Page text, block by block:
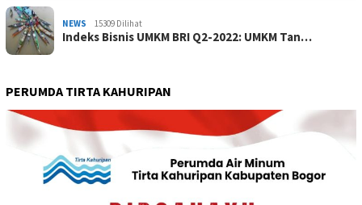
NEWS 15309 Dilihat
Indeks Bisnis UMKM BRI Q2-2022: UMKM Tan…
PERUMDA TIRTA KAHURIPAN